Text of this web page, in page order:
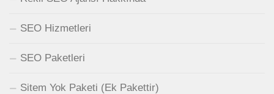
SEO Hizmetleri
SEO Paketleri
Sitem Yok Paketi (Ek Pakettir)